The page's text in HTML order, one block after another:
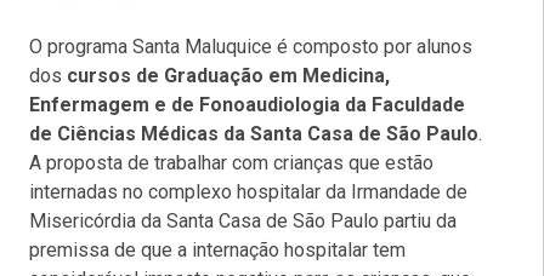
O programa Santa Maluquice é composto por alunos
dos cursos de Graduação em Medicina,
Enfermagem e de Fonoaudiologia da Faculdade
de Ciências Médicas da Santa Casa de São Paulo.
A proposta de trabalhar com crianças que estão
internadas no complexo hospitalar da Irmandade de
Misericórdia da Santa Casa de São Paulo partiu da
premissa de que a internação hospitalar tem